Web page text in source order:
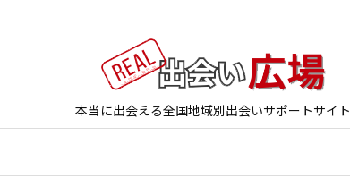
本当に出会える全国地域別出会いサポートサイト